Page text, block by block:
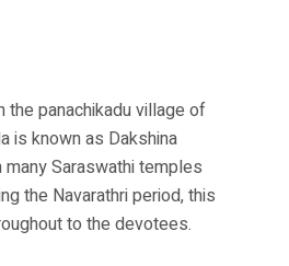
the panachikadu village of
is known as Dakshina
Saraswathi temples
the Navarathri period, this
to the devotees.